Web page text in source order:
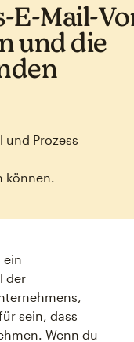
und die
und Prozess
können.
ein
der
sein, dass
Wenn du